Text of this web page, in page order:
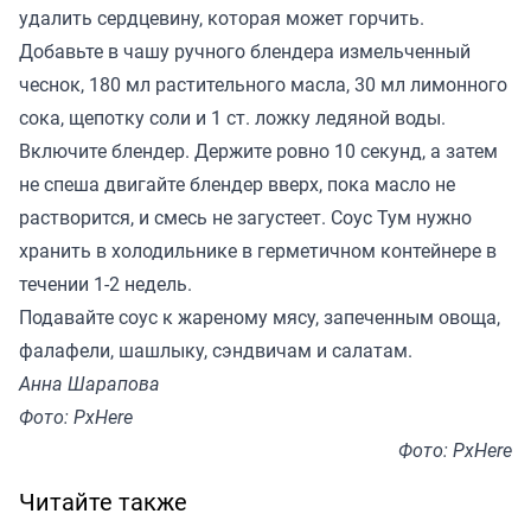
удалить сердцевину, которая может горчить.
Добавьте в чашу ручного блендера измельченный
чеснок, 180 мл растительного масла, 30 мл лимонного
сока, щепотку соли и 1 ст. ложку ледяной воды.
Включите блендер. Держите ровно 10 секунд, а затем
не спеша двигайте блендер вверх, пока масло не
растворится, и смесь не загустеет. Соус Тум нужно
хранить в холодильнике в герметичном контейнере в
течении 1-2 недель.
Подавайте соус к жареному мясу, запеченным овоща,
фалафели, шашлыку, сэндвичам и салатам.
Анна Шарапова
Фото: PxHere
Фото: PxHere
Читайте также